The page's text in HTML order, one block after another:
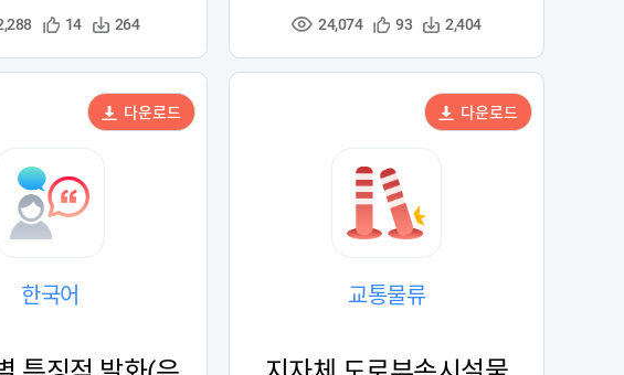
관
등
록
14
다
수
264
조
수
24,074
관
등
록
93
다
수
2,404
한국어
다운로드
교통물류
다운로드